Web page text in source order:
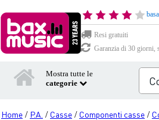
Resi gratuiti
Garanzia di 30 giorni,
Mostra tutte le
categorie
Home / P.A. / Casse / Componenti casse /